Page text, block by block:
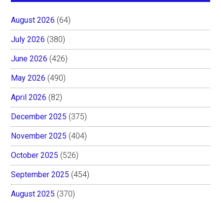
August 2026 (64)
July 2026 (380)
June 2026 (426)
May 2026 (490)
April 2026 (82)
December 2025 (375)
November 2025 (404)
October 2025 (526)
September 2025 (454)
August 2025 (370)